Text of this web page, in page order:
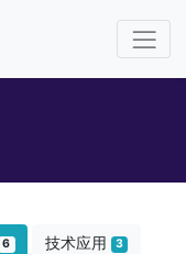
6 技术应用 3